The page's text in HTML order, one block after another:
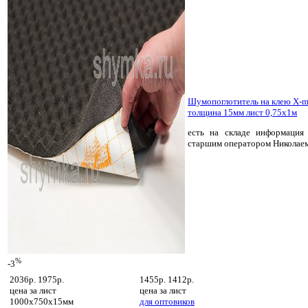
-3%
Шумопоглотитель на клею X-
толщина 15мм лист 0,75х1м
есть на складе информация
старшим оператором
2036р. 1975р.
цена за лист
1000х750х15мм
1455р. 1412р.
цена за лист
для оптовиков